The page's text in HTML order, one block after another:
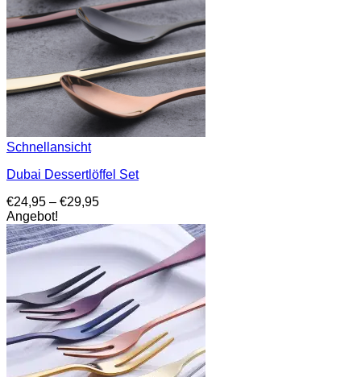
Schnellansicht
Dubai Dessertlöffel Set
€24,95 – €29,95Preisspanne:
bis
€29,95
Angebot!